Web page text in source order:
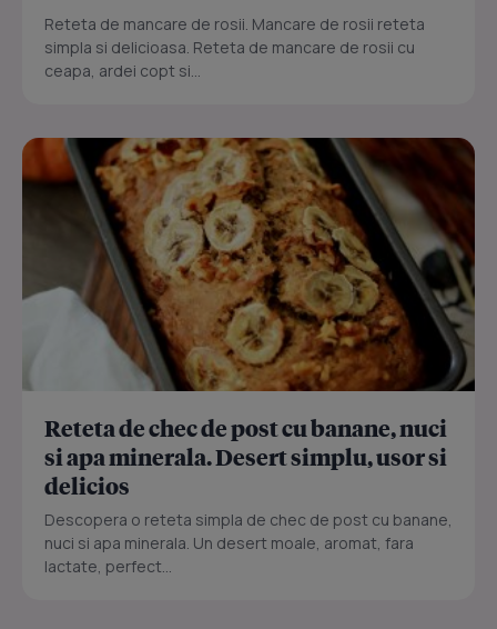
Reteta de mancare de rosii. Mancare de rosii reteta
simpla si delicioasa. Reteta de mancare de rosii cu
ceapa, ardei copt si...
Reteta de chec de post cu banane, nuci
si apa minerala. Desert simplu, usor si
delicios
Descopera o reteta simpla de chec de post cu banane,
nuci si apa minerala. Un desert moale, aromat, fara
lactate, perfect...